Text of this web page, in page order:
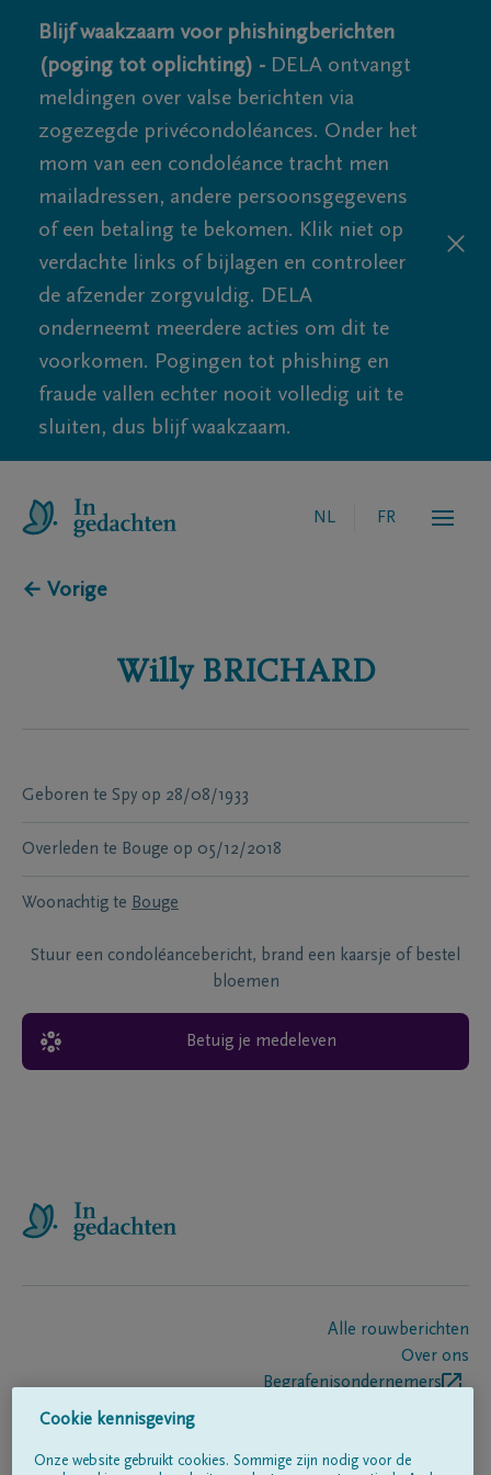
Blijf waakzaam voor phishingberichten
(poging tot oplichting) - DELA ontvangt
meldingen over valse berichten via
zogezegde privécondoléances. Onder het
mom van een condoléance tracht men
mailadressen, andere persoonsgegevens
of een betaling te bekomen. Klik niet op
verdachte links of bijlagen en controleer
de afzender zorgvuldig. DELA
onderneemt meerdere acties om dit te
voorkomen. Pogingen tot phishing en
fraude vallen echter nooit volledig uit te
sluiten, dus blijf waakzaam.
NL FR
← Vorige
Willy BRICHARD
Geboren te Spy op 28/08/1933
Overleden te Bouge op 05/12/2018
Woonachtig te Bouge
Stuur een condoléancebericht, brand een kaarsje of bestel
bloemen
Betuig je medeleven
Alle rouwberichten
Over ons
Begrafenisondernemers
Cookie kennisgeving
Onze website gebruikt cookies. Sommige zijn nodig voor de